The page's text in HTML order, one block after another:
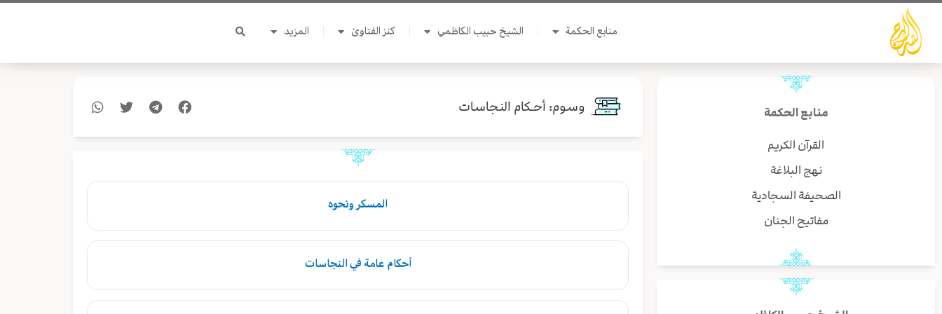
تخطي
المحتوى
منابع الحكمة الشيخ حبيب الكاظمي كنز الفتاوىٰ المزيد
منابع الحكمة
القرآن الكريم
نهج البلاغة
الصحيفة السجادية
مفاتيح الجنان
وسوم: أحـكام النجاسات
المسكر ونحوه
أحكام عامة في النجاسات